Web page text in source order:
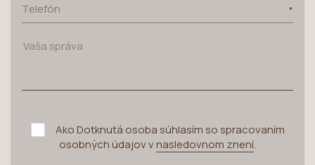
Telefón
Ako Dotknutá osoba súhlasím so spracovaním
osobných údajov vnasledovnom znení.